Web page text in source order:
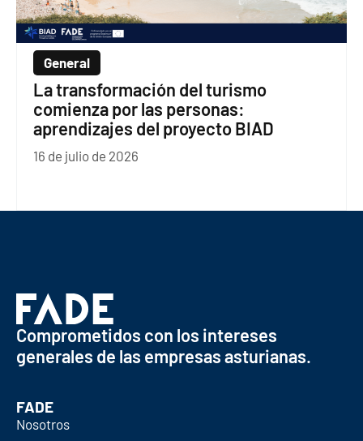
General
La transformación del turismo
comienza por las personas:
aprendizajes del proyecto BIAD
16 de julio de 2026
Comprometidos con los intereses
generales de las empresas asturianas.
FADE
Nosotros